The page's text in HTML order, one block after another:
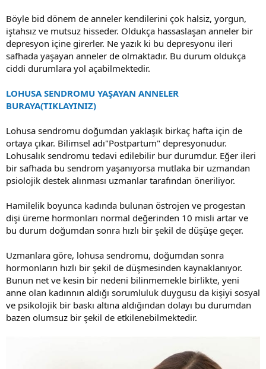
Böyle bid dönem de anneler kendilerini çok halsiz, yorgun,
iştahsız ve mutsuz hisseder. Oldukça hassaslaşan anneler bir
depresyon içine girerler. Ne yazık ki bu depresyonu ileri
safhada yaşayan anneler de olmaktadır. Bu durum oldukça
ciddi durumlara yol açabilmektedir.
LOHUSA SENDROMU YAŞAYAN ANNELER
BURAYA(TIKLAYINIZ)
Lohusa sendromu doğumdan yaklaşık birkaç hafta için de
ortaya çıkar. Bilimsel adı"Postpartum" depresyonudur.
Lohusalık sendromu tedavi edilebilir bur durumdur. Eğer ileri
bir safhada bu sendrom yaşanıyorsa mutlaka bir uzmandan
psiolojik destek alınması uzmanlar tarafından öneriliyor.
Hamilelik boyunca kadında bulunan östrojen ve progestan
dişi üreme hormonları normal değerinden 10 misli artar ve
bu durum doğumdan sonra hızlı bir şekil de düşüşe geçer.
Uzmanlara göre, lohusa sendromu, doğumdan sonra
hormonların hızlı bir şekil de düşmesinden kaynaklanıyor.
Bunun net ve kesin bir nedeni bilinmemekle birlikte, yeni
anne olan kadınnın aldığı sorumluluk duygusu da kişiyi sosyal
ve psikolojik bir baskı altına aldığından dolayı bu durumdan
bazen olumsuz bir şekil de etkilenebilmektedir.